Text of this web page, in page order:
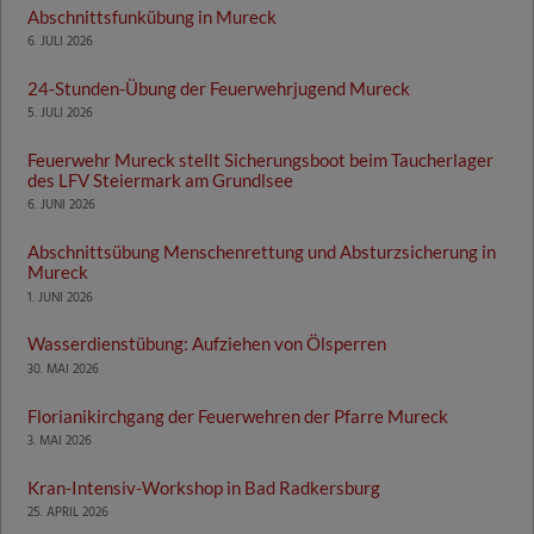
Abschnittsfunkübung in Mureck
6. JULI 2026
24-Stunden-Übung der Feuerwehrjugend Mureck
5. JULI 2026
Feuerwehr Mureck stellt Sicherungsboot beim Taucherlager
des LFV Steiermark am Grundlsee
6. JUNI 2026
Abschnittsübung Menschenrettung und Absturzsicherung in
Mureck
1. JUNI 2026
Wasserdienstübung: Aufziehen von Ölsperren
30. MAI 2026
Florianikirchgang der Feuerwehren der Pfarre Mureck
3. MAI 2026
Kran-Intensiv-Workshop in Bad Radkersburg
25. APRIL 2026